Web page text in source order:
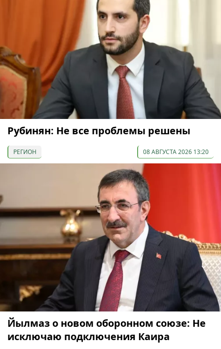
Рубинян: Не все проблемы решены
РЕГИОН 08 АВГУСТА 2026 13:20
Йылмаз о новом оборонном союзе: Не
исключаю подключения Каира